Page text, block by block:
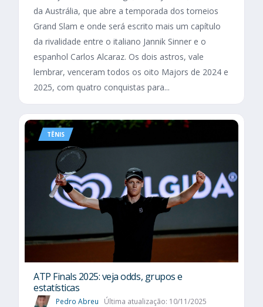
da Austrália, que abre a temporada dos torneios
Grand Slam e onde será escrito mais um capítulo
da rivalidade entre o italiano Jannik Sinner e o
espanhol Carlos Alcaraz. Os dois astros, vale
lembrar, venceram todos os oito Majors de 2024 e
2025, com quatro conquistas para...
TÊNIS
ATP Finals 2025: veja odds, grupos e
estatísticas
Pedro Abreu Última atualização: 10/11/2025